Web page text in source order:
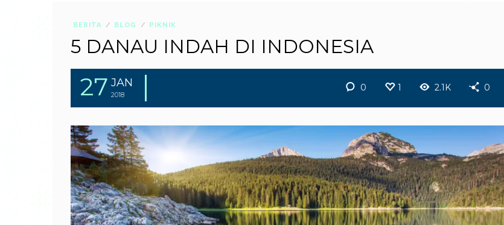
BERITA BLOG PIKNIK
5 DANAU INDAH DI INDONESIA
27 JAN
2018
0 1 2.1K 0